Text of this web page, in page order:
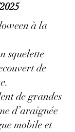
à la
squelette
de
de grandes
d’araignée
mobile et